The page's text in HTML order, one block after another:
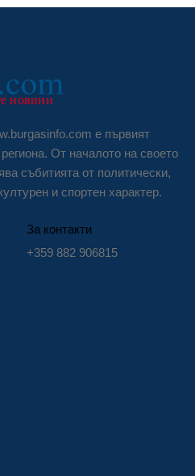
е първият
От началото на своето
събитията от политически,
и спортен характер.
За контакти
+359 882 906815